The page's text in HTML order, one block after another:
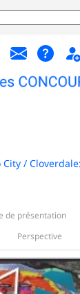
/
de présentation
Perspective